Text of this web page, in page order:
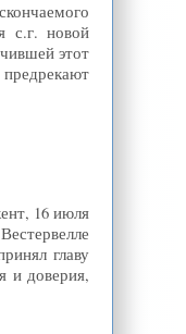
с.г. новой
этот
16 июля
главу
и доверия,